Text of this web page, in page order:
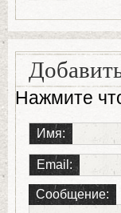
Нажмите
Имя:
Email:
Сообщение: